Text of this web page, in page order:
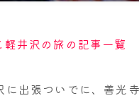
井沢の旅の記事一覧
出張ついでに、善光